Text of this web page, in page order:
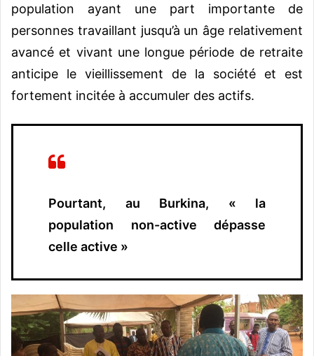
population ayant une part importante de
personnes travaillant jusqu’à un âge relativement
avancé et vivant une longue période de retraite
anticipe le vieillissement de la société et est
fortement incitée à accumuler des actifs.
Pourtant, au Burkina, « la
population non-active dépasse
celle active »